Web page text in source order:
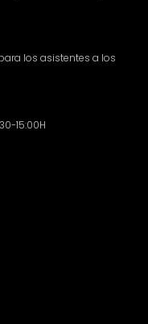
los asistentes a los
15:00H